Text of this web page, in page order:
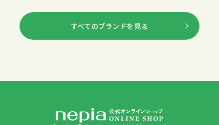
すべてのブランドを見る